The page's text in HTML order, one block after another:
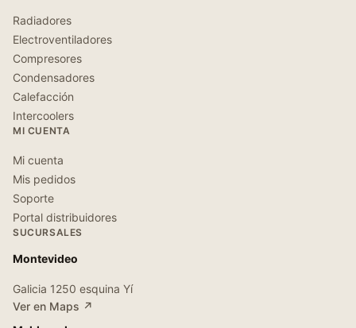
Radiadores
Electroventiladores
Compresores
Condensadores
Calefacción
Intercoolers
MI CUENTA
Mi cuenta
Mis pedidos
Soporte
Portal distribuidores
SUCURSALES
Montevideo
Galicia 1250 esquina Yí
Ver en Maps ↗